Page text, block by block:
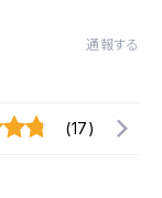
通報する
(17)